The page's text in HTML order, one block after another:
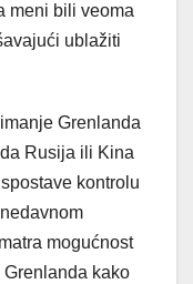
meni bili veoma
ublažiti
Grenlanda
Rusija ili Kina
kontrolu
mogućnost
kako